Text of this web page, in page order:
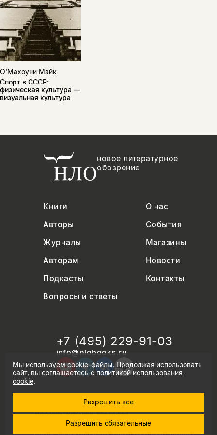
О'Махоуни Майк
Спорт в СССР:
физическая культура —
визуальная культура
новое литературное
обозрение
Книги
О нас
Авторы
События
Журналы
Магазины
Авторам
Новости
Подкасты
Контакты
Вопросы и ответы
+7 (495) 229-91-03
info@nlobooks.ru
© Новое литературное обозрение. 2026
правила продажи товаров
политика использования cookie
Мы используем cookie-файлы. Продолжая использовать
сайт, вы соглашаетесь сполитикой использования
cookie.
Разрешить все
Разрешить обязательные